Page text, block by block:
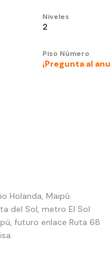
Niveles
2
Piso Número
¡Pregunta al
Holanda, Maipú.
del Sol, metro El Sol
futuro enlace Ruta 68